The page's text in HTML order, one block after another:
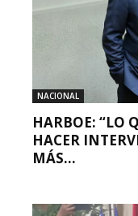
NACIONAL
HARBOE: “LO
HACER
MÁS...